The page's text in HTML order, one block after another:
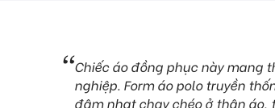
Chiếc áo đồng phục này mang
nghiệp. Form áo polo truyền
đậm nhạt chạy chéo ở thân